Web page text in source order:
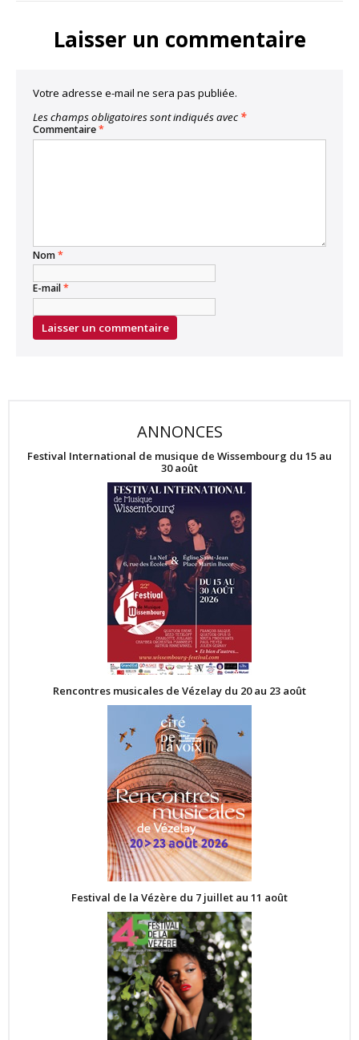
Laisser un commentaire
Votre adresse e-mail ne sera pas publiée.
Les champs obligatoires sont indiqués avec *
Commentaire*
Nom*
E-mail*
ANNONCES
Festival International de musique de Wissembourg du 15 au
30 août
Rencontres musicales de Vézelay du 20 au 23 août
Festival de la Vézère du 7 juillet au 11 août